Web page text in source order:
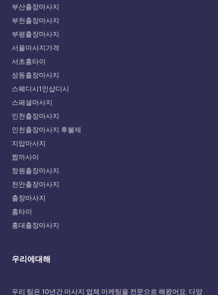
부산출장마사지
부천출장마사지
부평출장마사지
서울마사지가격
서초홈타이
성동출장마사지
스웨디시1인샵디시
스페셜마사지
인천출장마사지
인천출장마사지 후불제
지압마사지
짭까사이
창원출장마사지
천안출장마사지
출장마사지
홈타이
홍대출장마사지
우리에대해
우리 팀은 10년간 마사지 업체 마케팅을 전문으로 해왔어요. 다양